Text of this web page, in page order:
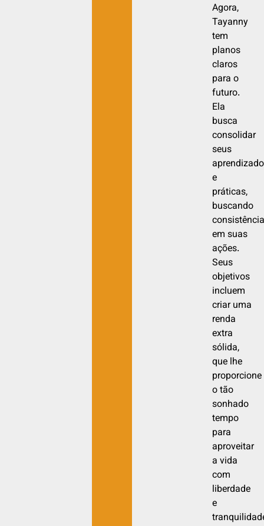
Agora,
Tayanny
tem
planos
claros
para o
futuro.
Ela
busca
consolidar
seus
e
práticas,
buscando
consistência
em suas
ações.
Seus
objetivos
incluem
criar uma
renda
extra
sólida,
que lhe
proporcione
o tão
sonhado
tempo
para
aproveitar
a vida
com
liberdade
e